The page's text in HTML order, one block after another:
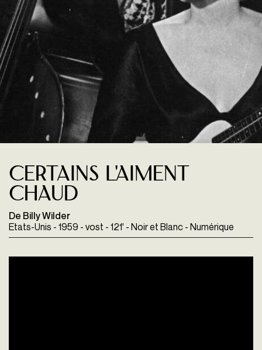
Certains l'aiment
chaud
De Billy Wilder
Etats-Unis - 1959 - vost - 121' - Noir et Blanc - Numérique